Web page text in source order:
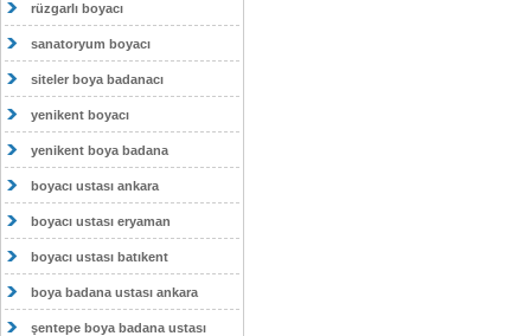
rüzgarlı boyacı
sanatoryum boyacı
siteler boya badanacı
yenikent boyacı
yenikent boya badana
boyacı ustası ankara
boyacı ustası eryaman
boyacı ustası batıkent
boya badana ustası ankara
şentepe boya badana ustası